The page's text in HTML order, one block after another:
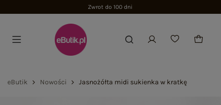
Zwrot do 100 dni
eButik Nowości Jasnożółta midi sukienka w kratkę